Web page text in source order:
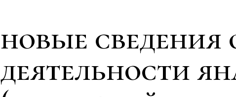
новые
деятельности